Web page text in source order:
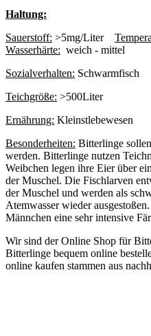
Haltung:
Sauerstoff: >5mg/Liter
Wasserhärte: weich - mittel
Sozialverhalten: Schwarmfisch
Teichgröße: >500Liter
Ernährung: Kleinstlebewesen
Besonderheiten: Bitterlinge
werden. Bitterlinge nutzen
Weibchen legen ihre Eier über
der Muschel. Die Fischlarven
der Muschel und werden als
Atemwasser wieder
Männchen eine sehr intensive
Wir sind der Online Shop für
Bitterlinge bequem online
online kaufen stammen aus